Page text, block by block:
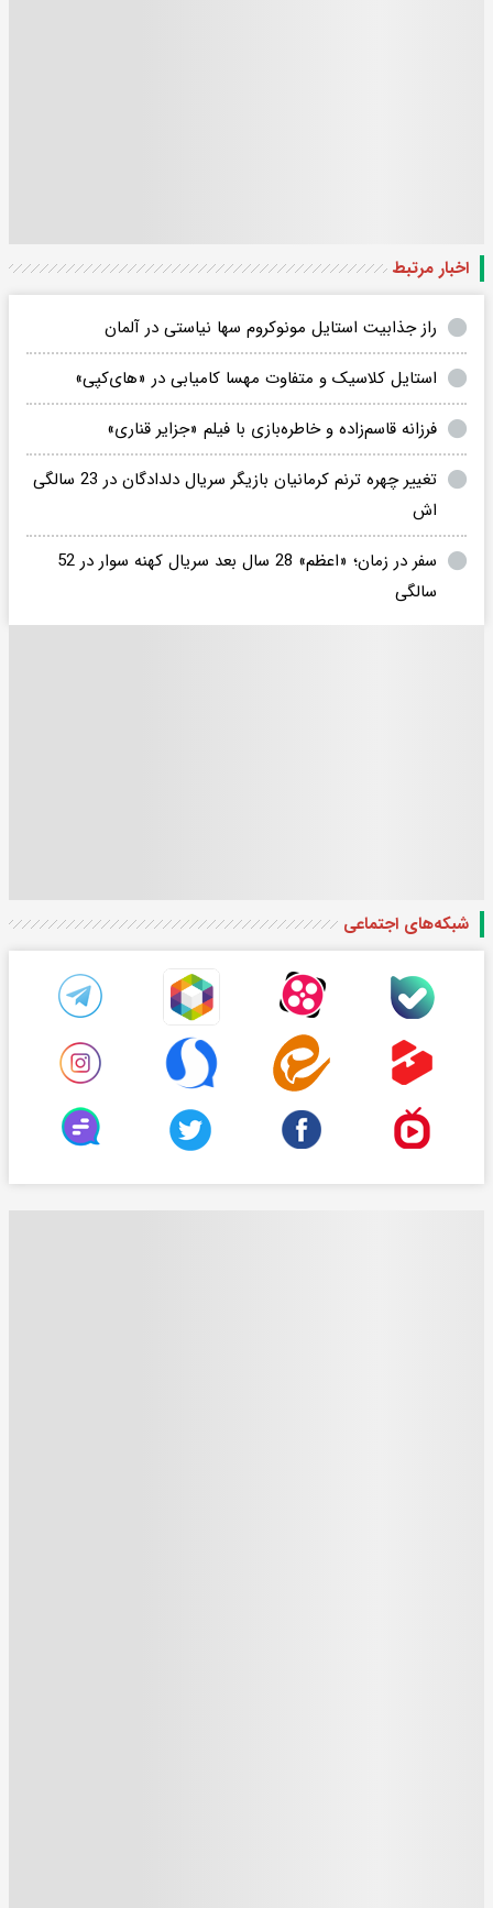
اخبار مرتبط
راز جذابیت استایل مونوکروم سها نیاستی در آلمان
استایل کلاسیک و متفاوت مهسا کامیابی در «های‌کپی»
فرزانه قاسم‌زاده و خاطره‌بازی با فیلم «جزایر قناری»
تغییر چهره ترنم کرمانیان بازیگر سریال دلدادگان در 23 سالگی
اش
سفر در زمان؛ «اعظم» 28 سال بعد سریال کهنه سوار در 52
سالگی
شبکه‌های اجتماعی